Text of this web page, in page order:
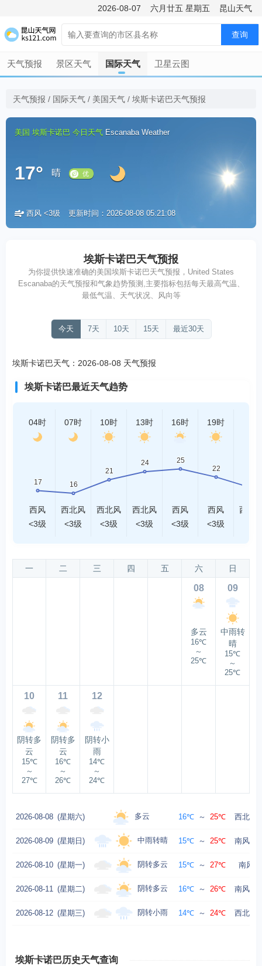
2026-08-07 六月廿五 星期五 昆山天气
查询
天气预报 景区天气 国际天气 卫星云图
天气预报 / 国际天气 / 美国天气 / 埃斯卡诺巴天气预报
美国 埃斯卡诺巴 今日天气 Escanaba Weather
17° 晴
优
西风 <3级 更新时间：2026-08-08 05:21:08
埃斯卡诺巴天气预报
为你提供快速准确的美国埃斯卡诺巴天气预报，United States
Escanaba的天气预报和气象趋势预测,主要指标包括每天最高气温、
最低气温、天气状况、风向等
今天 7天 10天 15天 最近30天
埃斯卡诺巴天气：2026-08-08 天气预报
埃斯卡诺巴最近天气趋势
04时
西风
<3级
07时
西北风
<3级
10时
西北风
<3级
13时
西北风
<3级
16时
西风
<3级
19时
西风
<3级
西北
一 二 三 四 五 六 日
08
多云
16℃
～
25℃
09
中雨转
晴
15℃
～
25℃
10
阴转多
云
15℃
～
27℃
11
阴转多
云
16℃
～
26℃
12
阴转小
雨
14℃
～
24℃
2026-08-08 (星期六) 多云 16℃ ～ 25℃ 西北风
2026-08-09 (星期日) 中雨转晴 15℃ ～ 25℃ 南风转
2026-08-10 (星期一) 阴转多云 15℃ ～ 27℃ 南风
2026-08-11 (星期二) 阴转多云 16℃ ～ 26℃ 南风转
2026-08-12 (星期三) 阴转小雨 14℃ ～ 24℃ 西北风
埃斯卡诺巴历史天气查询